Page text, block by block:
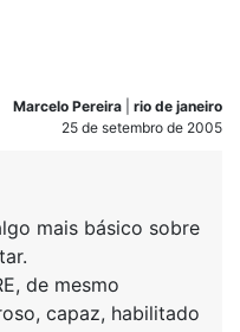
Marcelo Pereira
rio de janeiro
25 de setembro de 2005
mais básico sobre
de mesmo
capaz, habilitado